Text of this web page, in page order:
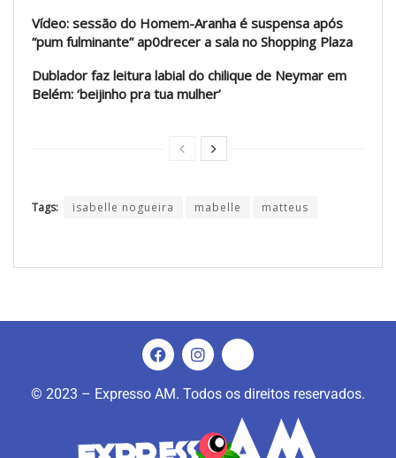
Vídeo: sessão do Homem-Aranha é suspensa após
“pum fulminante” ap0drecer a sala no Shopping Plaza
Dublador faz leitura labial do chilique de Neymar em
Belém: ‘beijinho pra tua mulher’
Tags: isabelle nogueira mabelle matteus
© 2023 – Expresso AM. Todos os direitos reservados.